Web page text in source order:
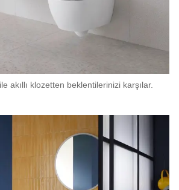
akıllı klozetten beklentilerinizi karşılar.